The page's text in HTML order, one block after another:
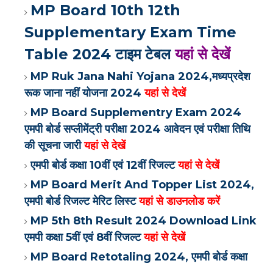
MP Board 10th 12th
Supplementary Exam Time
Table 2024 टाइम टेबलयहां से देखें
MP Ruk Jana Nahi Yojana 2024,मध्यप्रदेश
रूक जाना नहीं योजना 2024यहां से देखें
MP Board Supplementry Exam 2024
एमपी बोर्ड सप्लीमेंट्री परीक्षा 2024 आवेदन एवं परीक्षा तिथि
की सूचना जारीयहां से देखें
एमपी बोर्ड कक्षा 10वीं एवं 12वीं रिजल्टयहां से देखें
MP Board Merit And Topper List 2024,
एमपी बोर्ड रिजल्ट मेरिट लिस्टयहां से डाउनलोड करें
MP 5th 8th Result 2024 Download Link
एमपी कक्षा 5वीं एवं 8वीं रिजल्टयहां से देखें
MP Board Retotaling 2024, एमपी बोर्ड कक्षा